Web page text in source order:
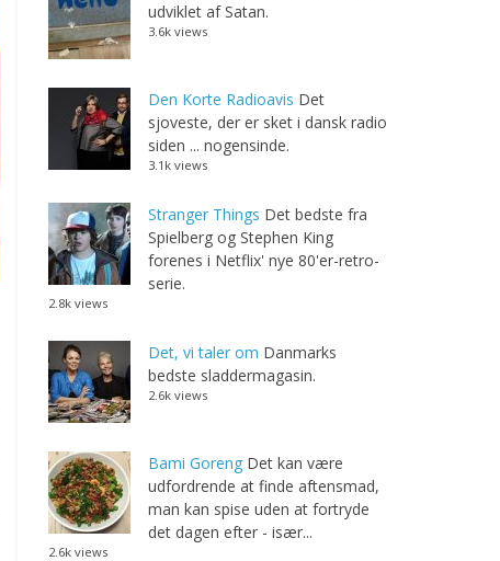
udviklet af Satan.
3.6k views
Den Korte Radioavis Det
sjoveste, der er sket i dansk radio
siden ... nogensinde.
3.1k views
Stranger Things Det bedste fra
Spielberg og Stephen King
forenes i Netflix' nye 80'er-retro-
serie.
2.8k views
Det, vi taler om Danmarks
bedste sladdermagasin.
2.6k views
Bami Goreng Det kan være
udfordrende at finde aftensmad,
man kan spise uden at fortryde
det dagen efter - især...
2.6k views